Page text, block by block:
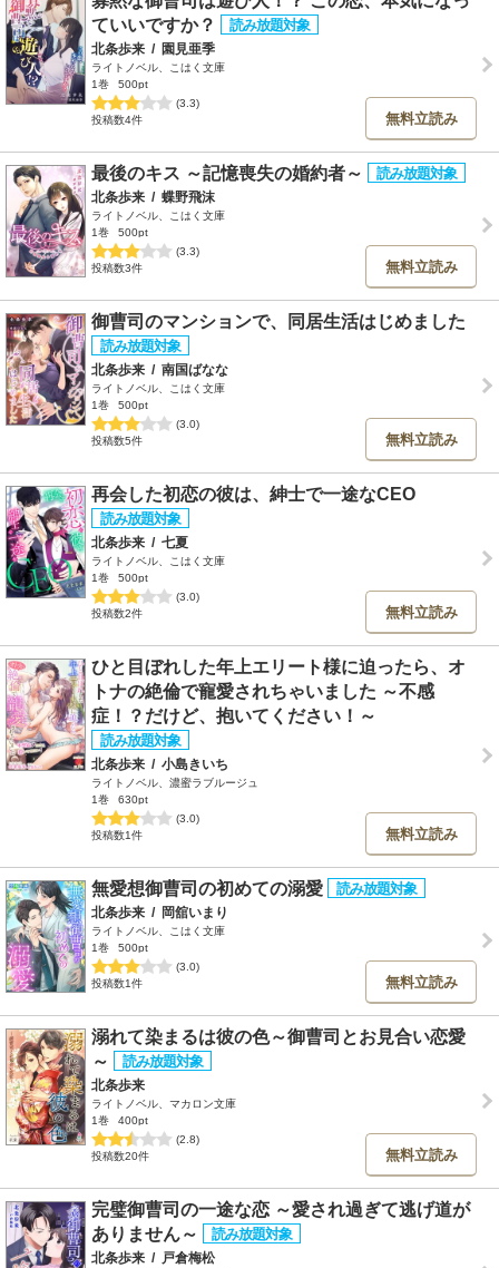
ていいですか？
北条歩来 / 園見亜季
ライトノベル、こはく文庫
1巻
500pt
(3.3)
投稿数4件
無料立読み
最後のキス ～記憶喪失の婚約者～
北条歩来 / 蝶野飛沫
ライトノベル、こはく文庫
1巻
500pt
(3.3)
投稿数3件
無料立読み
御曹司のマンションで、同居生活はじめました
北条歩来 / 南国ばなな
ライトノベル、こはく文庫
1巻
500pt
(3.0)
投稿数5件
無料立読み
再会した初恋の彼は、紳士で一途なCEO
北条歩来 / 七夏
ライトノベル、こはく文庫
1巻
500pt
(3.0)
投稿数2件
無料立読み
ひと目ぼれした年上エリート様に迫ったら、オ
トナの絶倫で寵愛されちゃいました ～不感
症！？だけど、抱いてください！～
北条歩来 / 小島きいち
ライトノベル、濃蜜ラブルージュ
1巻
630pt
(3.0)
投稿数1件
無料立読み
無愛想御曹司の初めての溺愛
北条歩来 / 岡舘いまり
ライトノベル、こはく文庫
1巻
500pt
(3.0)
投稿数1件
無料立読み
溺れて染まるは彼の色～御曹司とお見合い恋愛
～
北条歩来
ライトノベル、マカロン文庫
1巻
400pt
(2.8)
投稿数20件
無料立読み
完璧御曹司の一途な恋 ～愛され過ぎて逃げ道が
ありません～
北条歩来 / 戸倉梅松